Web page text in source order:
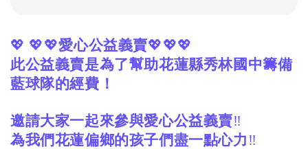
💖 💖💖愛心公益義賣💖💖💖
此公益義賣是為了幫助花蓮縣秀林國中籌備
藍球隊的經費！
邀請大家一起來參與愛心公益義賣‼️
為我們花蓮偏鄉的孩子們盡一點心力 ‼️